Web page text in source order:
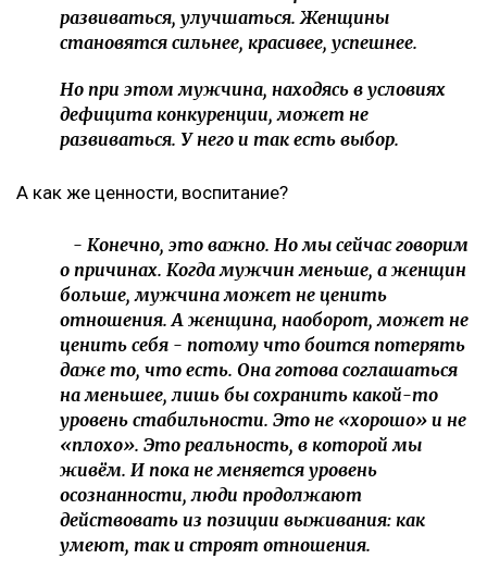
развиваться, улучшаться. Женщины
становятся сильнее, красивее, успешнее.
Но при этом мужчина, находясь в условиях
дефицита конкуренции, может не
развиваться. У него и так есть выбор.
А как же ценности, воспитание?
- Конечно, это важно. Но мы сейчас говорим
о причинах. Когда мужчин меньше, а женщин
больше, мужчина может не ценить
отношения. А женщина, наоборот, может не
ценить себя - потому что боится потерять
даже то, что есть. Она готова соглашаться
на меньшее, лишь бы сохранить какой-то
уровень стабильности. Это не «хорошо» и не
«плохо». Это реальность, в которой мы
живём. И пока не меняется уровень
осознанности, люди продолжают
действовать из позиции выживания: как
умеют, так и строят отношения.